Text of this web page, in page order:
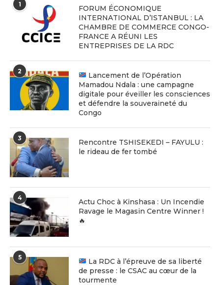
1
FORUM ÉCONOMIQUE
INTERNATIONAL D’ISTANBUL : LA
CHAMBRE DE COMMERCE CONGO-
FRANCE A RÉUNI LES
ENTREPRISES DE LA RDC
2
Lancement de l’Opération
Mamadou Ndala : une campagne
digitale pour éveiller les consciences
et défendre la souveraineté du
Congo
3
Rencontre TSHISEKEDI – FAYULU :
le rideau de fer tombé
4
Actu Choc à Kinshasa : Un Incendie
Ravage le Magasin Centre Winner !
🔥
5
La RDC à l’épreuve de sa liberté
de presse : le CSAC au cœur de la
tourmente